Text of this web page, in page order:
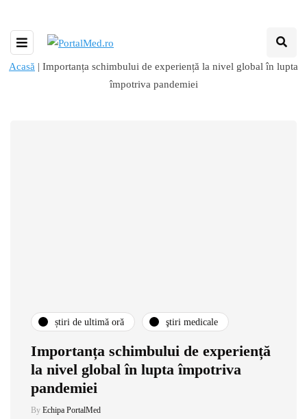
Acasă | Importanța schimbului de experiență la nivel global în lupta
împotriva pandemiei
știri de ultimă oră ştiri medicale
Importanța schimbului de experiență
la nivel global în lupta împotriva
pandemiei
By Echipa PortalMed